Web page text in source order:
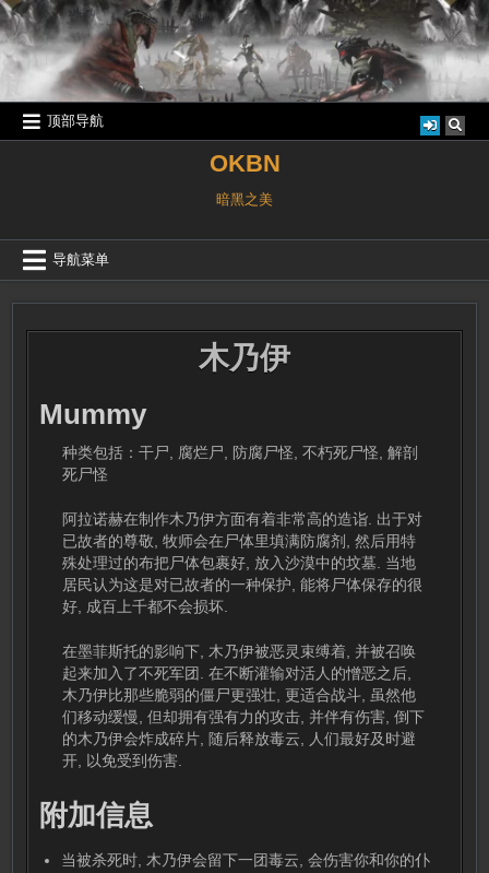
跳
至
顶部导航
OKBN
暗黑之美
导航菜单
木乃伊
Mummy
种类包括：干尸, 腐烂尸, 防腐尸怪, 不朽死尸怪, 解剖
死尸怪
阿拉诺赫在制作木乃伊方面有着非常高的造诣. 出于对
已故者的尊敬, 牧师会在尸体里填满防腐剂, 然后用特
殊处理过的布把尸体包裹好, 放入沙漠中的坟墓. 当地
居民认为这是对已故者的一种保护, 能将尸体保存的很
好, 成百上千都不会损坏.
在墨菲斯托的影响下, 木乃伊被恶灵束缚着, 并被召唤
起来加入了不死军团. 在不断灌输对活人的憎恶之后,
木乃伊比那些脆弱的僵尸更强壮, 更适合战斗, 虽然他
们移动缓慢, 但却拥有强有力的攻击, 并伴有伤害, 倒下
的木乃伊会炸成碎片, 随后释放毒云, 人们最好及时避
开, 以免受到伤害.
附加信息
当被杀死时, 木乃伊会留下一团毒云, 会伤害你和你的仆